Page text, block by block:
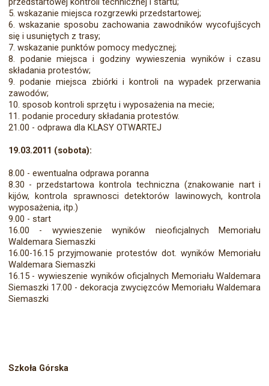
5. wskazanie miejsca rozgrzewki przedstartowej;
6. wskazanie sposobu zachowania zawodników wycofujšcych
się i usuniętych z trasy;
7. wskazanie punktów pomocy medycznej;
8. podanie miejsca i godziny wywieszenia wyników i czasu
składania protestów;
9. podanie miejsca zbiórki i kontroli na wypadek przerwania
zawodów;
10. sposob kontroli sprzętu i wyposażenia na mecie;
11. podanie procedury składania protestów.
21.00 - odprawa dla KLASY OTWARTEJ
19.03.2011 (sobota):
8.00 - ewentualna odprawa poranna
8.30 - przedstartowa kontrola techniczna (znakowanie nart i
kijów, kontrola sprawnosci detektorów lawinowych, kontrola
wyposażenia, itp.)
9.00 - start
16.00 - wywieszenie wyników nieoficjalnych Memoriału
Waldemara Siemaszki
16.00-16.15 przyjmowanie protestów dot. wyników Memoriału
Waldemara Siemaszki
16.15 - wywieszenie wyników oficjalnych Memoriału Waldemara
Siemaszki 17.00 - dekoracja zwycięzców Memoriału Waldemara
Siemaszki
Szkoła Górska